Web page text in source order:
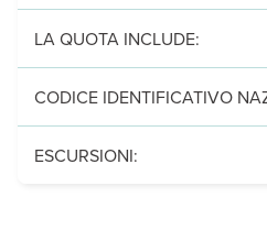
Servizi obbligatori:forfait servizi
Leggi Tutto
LA QUOTA INCLUDE:
aria condizionata, uso piscina,
CODICE IDENTIFICATIVO
in fase di ottenimento da parte
ESCURSIONI: